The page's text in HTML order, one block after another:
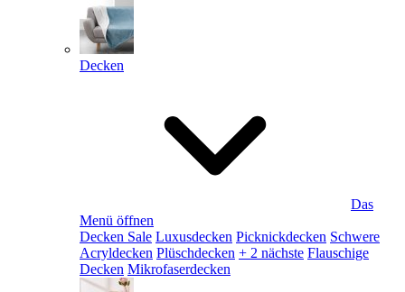
Decken
Das
Menü öffnen
Decken Sale Luxusdecken Picknickdecken Schwere
Acryldecken Plüschdecken + 2 nächste Flauschige
Decken Mikrofaserdecken